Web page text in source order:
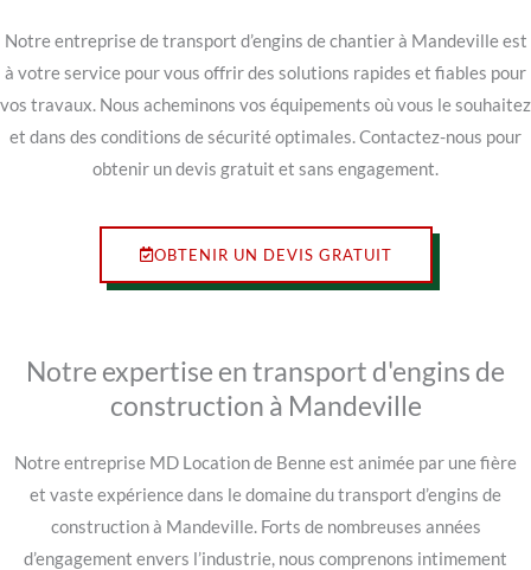
Notre entreprise de transport d’engins de chantier à Mandeville est
à votre service pour vous offrir des solutions rapides et fiables pour
vos travaux. Nous acheminons vos équipements où vous le souhaitez
et dans des conditions de sécurité optimales. Contactez-nous pour
obtenir un devis gratuit et sans engagement.
OBTENIR UN DEVIS GRATUIT
Notre expertise en transport d'engins de
construction à Mandeville
Notre entreprise MD Location de Benne est animée par une fière
et vaste expérience dans le domaine du transport d’engins de
construction à Mandeville. Forts de nombreuses années
d’engagement envers l’industrie, nous comprenons intimement